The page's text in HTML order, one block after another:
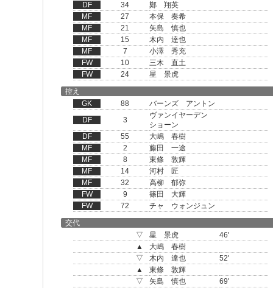
DF
34
鄭 翔英
MF
27
本保 奏希
MF
21
矢島 慎也
MF
15
木内 達也
MF
7
小澤 秀充
FW
10
三木 直土
FW
24
星 景虎
控え
GK
88
バーンズ アントン
DF
3
ヴァンイヤーデン
ショーン
DF
55
大嶋 春樹
MF
2
藤田 一途
MF
8
東條 敦輝
MF
14
河村 匠
MF
32
高柳 郁弥
FW
9
篠田 大輝
FW
72
チャ ウォンジュン
交代
▽
星 景虎
46'
▲
大嶋 春樹
▽
木内 達也
52'
▲
東條 敦輝
▽
矢島 慎也
69'